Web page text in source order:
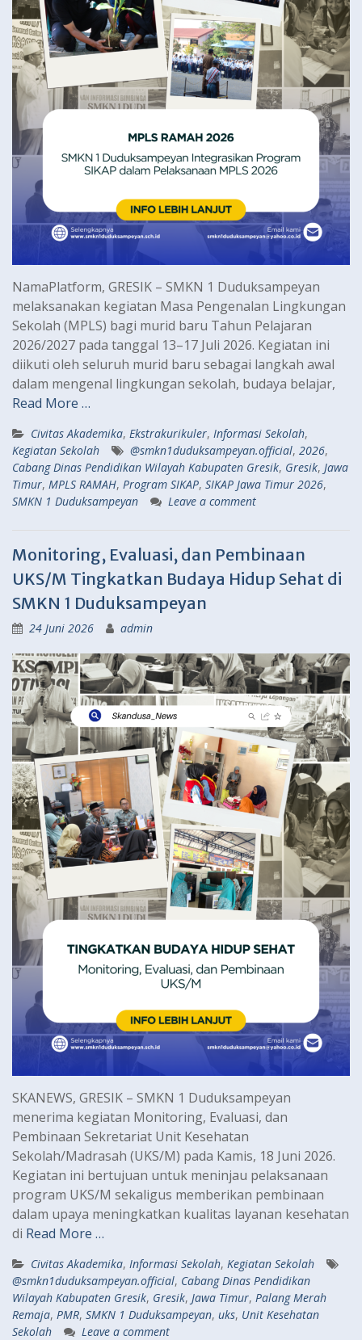
NamaPlatform, GRESIK – SMKN 1 Duduksampeyan
melaksanakan kegiatan Masa Pengenalan Lingkungan
Sekolah (MPLS) bagi murid baru Tahun Pelajaran
2026/2027 pada tanggal 13–17 Juli 2026. Kegiatan ini
diikuti oleh seluruh murid baru sebagai langkah awal
dalam mengenal lingkungan sekolah, budaya belajar,
Read More …
Civitas Akademika, Ekstrakurikuler, Informasi Sekolah,
Kegiatan Sekolah
@smkn1duduksampeyan.official, 2026,
Cabang Dinas Pendidikan Wilayah Kabupaten Gresik, Gresik, Jawa
Timur, MPLS RAMAH, Program SIKAP, SIKAP Jawa Timur 2026,
SMKN 1 Duduksampeyan
Leave a comment
Monitoring, Evaluasi, dan Pembinaan
UKS/M Tingkatkan Budaya Hidup Sehat di
SMKN 1 Duduksampeyan
24 Juni 2026 admin
SKANEWS, GRESIK – SMKN 1 Duduksampeyan
menerima kegiatan Monitoring, Evaluasi, dan
Pembinaan Sekretariat Unit Kesehatan
Sekolah/Madrasah (UKS/M) pada Kamis, 18 Juni 2026.
Kegiatan ini bertujuan untuk meninjau pelaksanaan
program UKS/M sekaligus memberikan pembinaan
dalam upaya meningkatkan kualitas layanan kesehatan
di Read More …
Civitas Akademika, Informasi Sekolah, Kegiatan Sekolah
@smkn1duduksampeyan.official, Cabang Dinas Pendidikan
Wilayah Kabupaten Gresik, Gresik, Jawa Timur, Palang Merah
Remaja, PMR, SMKN 1 Duduksampeyan, uks, Unit Kesehatan
Sekolah
Leave a comment